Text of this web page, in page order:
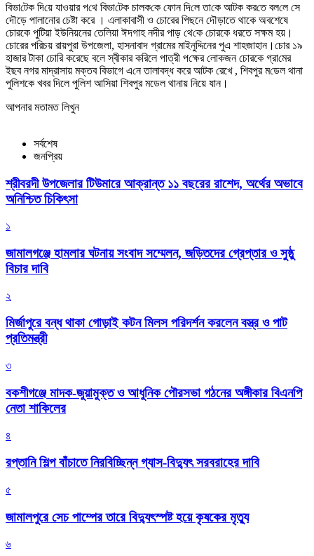
বিভা‌টেক দি‌য়ে যাওয়ার প‌থে বিভা‌টেক চালক‌কে ফোন দি‌লে তা‌কে আটক কর‌তে বল‌লে সে
দৌড়ে পালানোর চেষ্টা করে । এলাকাবাসী ও চোরের পিছনে দৌড়াতে থাকে অবশেষে
চোরকে পু‌টিয়া ইউ‌নিয়নের তে‌লিয়া ঈদগাহ নদীর পাড় থে‌কে চোরকে ধ‌রতে সক্ষম হয়।
চোরের পরিচয় রায়পুরা উপজেলা, হাসনাবাদ গ্রামের মাইনুদ্দিনের পুএ শাহজাহান।চোর ১৯
হাজার টাকা চোরি করেছে বলে স্বীকার করিলে পাত্রী প‌ক্ষের লোকজন চোরকে গ্রা‌মের
ইছব নগর মাদ্রাসায় মক্তব বিভাগে এ‌নে তালাবদ্ধ করে আট‌ক রেখে ‌, শিবপুর ম‌ডেল থানা
পু‌লি‌শকে খবর দিলে পুলিশ আসিয়া শিবপুর মডেল থানায় নিয়ে যান।
আপনার মতামত লিখুন
সর্বশেষ
জনপ্রিয়
শ্রীবরদী উপজেলার টিউমারে আক্রান্ত ১১ বছরের রাশেদ, অর্থের অভাবে
অনিশ্চিত চিকিৎসা
১
জামালগঞ্জে হামলার ঘটনায় সংবাদ সম্মেলন, জড়িতদের গ্রেপ্তার ও সুষ্ঠু
বিচার দাবি
২
মির্জাপুরে বন্ধ থাকা গোড়াই কটন মিলস পরিদর্শন করলেন বস্ত্র ও পাট
প্রতিমন্ত্রী
৩
বকশীগঞ্জে মাদক-জুয়ামুক্ত ও আধুনিক পৌরসভা গঠনের অঙ্গীকার বিএনপি
নেতা শাকিলের
৪
রপ্তানি শিল্প বাঁচাতে নিরবিচ্ছিন্ন গ্যাস-বিদ্যুৎ সরবরাহের দাবি
৫
জামালপুরে সেচ পাম্পের তারে বিদ্যুৎস্পষ্ট হয়ে কৃষকের মৃত্যু
৬